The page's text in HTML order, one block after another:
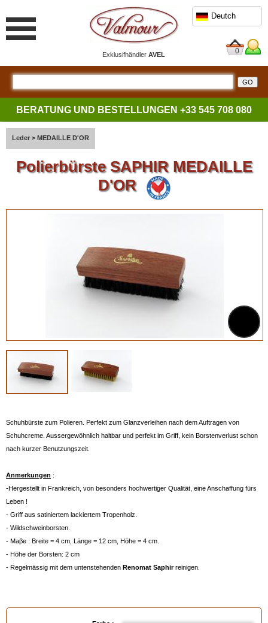
ExklusifhändlerAVEL
Deutch
0
BERATUNG UND BESTELLUNGEN +33 545 708 080
Leder > MEDAILLE D'OR
Polierbürste SAPHIR MEDAILLE
D'OR
Schuhbürste zum Polieren. Perfekt zum Glanzverleihen nach dem Auftragen von
Schuhcreme. Aussergewöhnlich haltbar und perfekt im Griff, kein Borstenverlust schon
nach kurzer Benutzungszeit.
Anmerkungen :
-Hergestellt in Frankreich, von besonders hochwertiger Qualität, eine Anschaffung fürs
Leben !
- Griff aus satiniertem lackiertem Tropenholz.
- Wildschweinborsten.
- Maβe : Breite = 4 cm, Länge = 12 cm, Höhe = 4 cm.
- Höhe der Borsten: 2 cm
- Regelmässig mit dem untenstehenden Renomat Saphirreinigen.